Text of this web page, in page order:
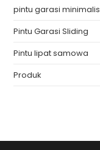
pintu garasi minimalis
Pintu Garasi Sliding
Pintu lipat samowa
Produk